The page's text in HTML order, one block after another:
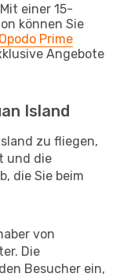
einer 15-
können Sie
Opodo Prime
Angebote
Island
zu fliegen,
und die
die Sie beim
von
Die
Besucher ein,